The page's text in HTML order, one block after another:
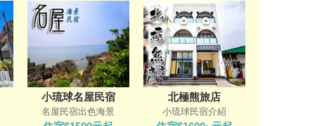
小琉球名屋民宿
名屋民宿出色海景
北極熊旅店
小琉球民宿介紹